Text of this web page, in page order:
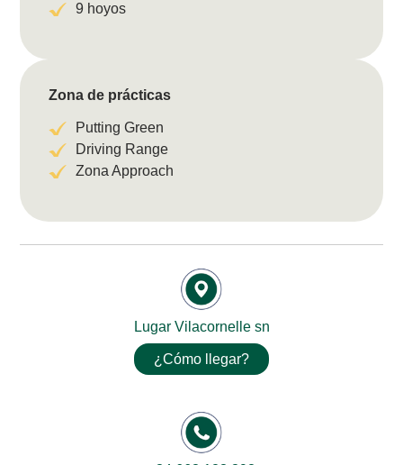
9 hoyos
Zona de prácticas
Putting Green
Driving Range
Zona Approach
Lugar Vilacornelle sn
¿Cómo llegar?